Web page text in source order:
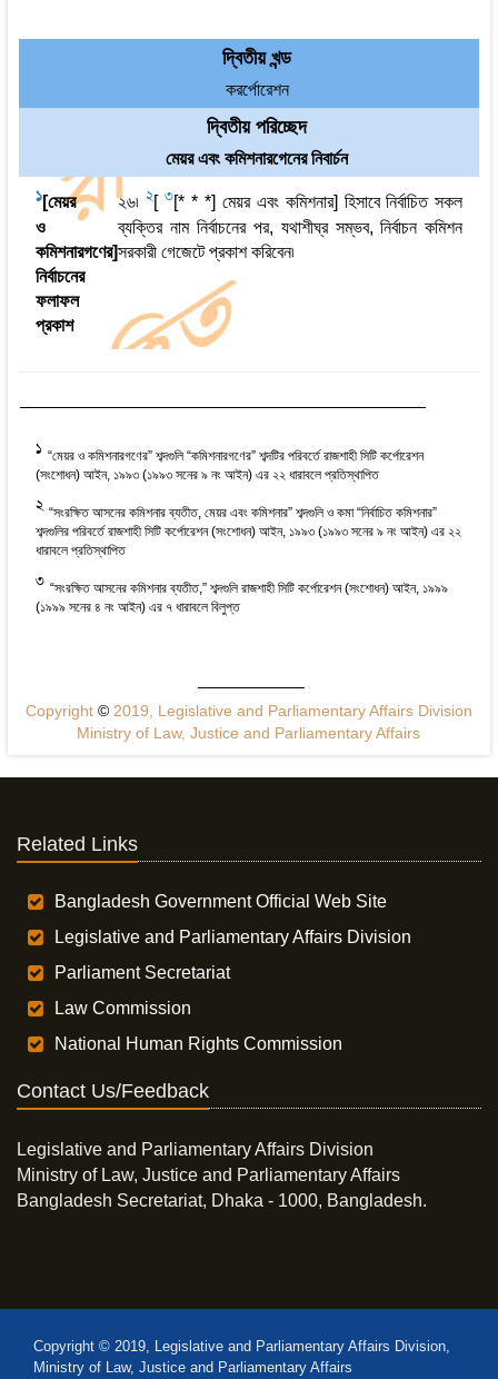
দ্বিতীয় খন্ড
করর্পোরেশন
দ্বিতীয় পরিচ্ছেদ
মেয়র এবং কমিশনারগেনের নিবার্চন
1[মেয়র
ও
কমিশনারগণের]
নির্বাচনের
ফলাফল
প্রকাশ
২৬৷2[3[* * *] মেয়র এবং কমিশনার] হিসাবে নির্বাচিত সকল
ব্যক্তির নাম নির্বাচনের পর, যথাশীঘ্র সম্ভব, নির্বাচন কমিশন
সরকারী গেজেটে প্রকাশ করিবেন৷
1 “মেয়র ও কমিশনারগণের” শব্দগুলি “কমিশনারগণের” শব্দটির পরিবর্তে রাজশাহী সিটি কর্পোরেশন
(সংশোধন) আইন, ১৯৯৩ (১৯৯৩ সনের ৯ নং আইন) এর ২২ ধারাবলে প্রতিস্থাপিত
2 “সংরক্ষিত আসনের কমিশনার ব্যতীত, মেয়র এবং কমিশনার” শব্দগুলি ও কমা “নির্বাচিত কমিশনার”
শব্দগুলির পরিবর্তে রাজশাহী সিটি কর্পোরেশন (সংশোধন) আইন, ১৯৯৩ (১৯৯৩ সনের ৯ নং আইন) এর ২২
ধারাবলে প্রতিস্থাপিত
3 “সংরক্ষিত আসনের কমিশনার ব্যতীত,” শব্দগুলি রাজশাহী সিটি কর্পোরেশন (সংশোধন) আইন, ১৯৯৯
(১৯৯৯ সনের ৪ নং আইন) এর ৭ ধারাবলে বিলুপ্ত
Copyright ©2019, Legislative and Parliamentary Affairs Division
Ministry of Law, Justice and Parliamentary Affairs
Related Links
Bangladesh Government Official Web Site
Legislative and Parliamentary Affairs Division
Parliament Secretariat
Law Commission
National Human Rights Commission
Contact Us/Feedback
Legislative and Parliamentary Affairs Division
Ministry of Law, Justice and Parliamentary Affairs
Bangladesh Secretariat, Dhaka - 1000, Bangladesh.
Copyright © 2019, Legislative and Parliamentary Affairs Division,
Ministry of Law, Justice and Parliamentary Affairs